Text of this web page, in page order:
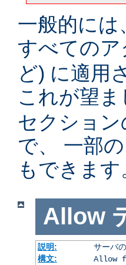
一般的に
すべての
ど) に適用
これが望
セクショ
で、 一部
もできます
Allow
説明:
サーバ
構文:
Allow